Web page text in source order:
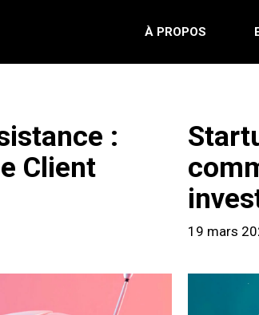
À PROPOS
:
Client
19 mars